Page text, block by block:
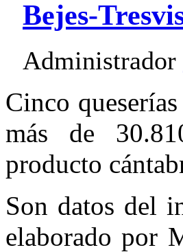
Bejes-
Administrador
Cinco
más de
producto
Son datos del
elaborado por